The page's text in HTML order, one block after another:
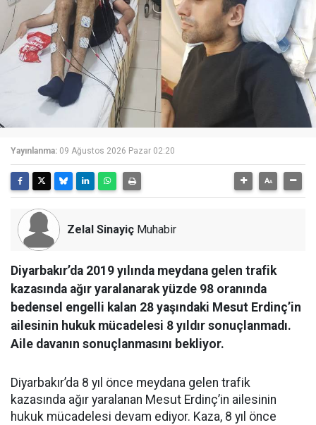
Yayınlanma: 09 Ağustos 2026 Pazar 02:20
Zelal Sinayiç Muhabir
Diyarbakır’da 2019 yılında meydana gelen trafik
kazasında ağır yaralanarak yüzde 98 oranında
bedensel engelli kalan 28 yaşındaki Mesut Erdinç’in
ailesinin hukuk mücadelesi 8 yıldır sonuçlanmadı.
Aile davanın sonuçlanmasını bekliyor.
Diyarbakır’da 8 yıl önce meydana gelen trafik
kazasında ağır yaralanan Mesut Erdinç’in ailesinin
hukuk mücadelesi devam ediyor. Kaza, 8 yıl önce